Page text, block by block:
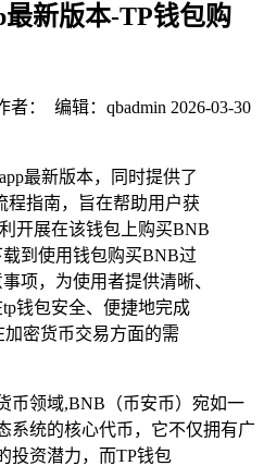
新版本-TP钱包购
者： 编辑：qbadmin 2026-03-30
最新版本，同时提供了
程指南，旨在帮助用户获
开展在该钱包上购买BNB
到使用钱包购买BNB过
项，为使用者提供清晰、
钱包安全、便捷地完成
密货币交易方面的需
币领域,BNB（币安币）宛如一
系统的核心代币，它不仅拥有广
投资潜力，而TP钱包